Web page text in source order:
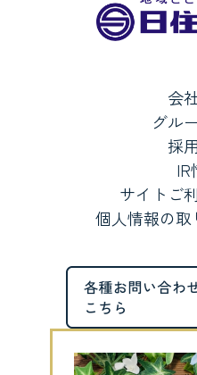
会
グル
採
IR
サイトご
個人情報の取